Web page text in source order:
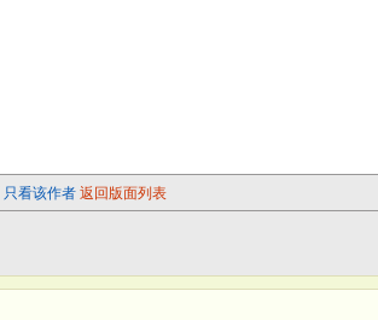
只看该作者 返回版面列表